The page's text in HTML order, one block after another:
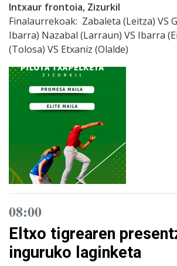
Intxaur frontoia, Zizurkil
Finalaurrekoak: Zabaleta (Leitza) VS
Ibarra) Nazabal (Larraun) VS Ibarra
(Tolosa) VS Etxaniz (Olalde)
08:00
Eltxo tigrearen
inguruko laginketa